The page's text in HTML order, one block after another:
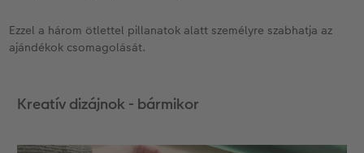
Kiegészítők
XXL Retró fotó
CEWE myPhotos
Ezzel a három ötlettel pillanatok alatt személyre szabhatja az
ajándékok csomagolását.
Kreatív dizájnok - bármikor